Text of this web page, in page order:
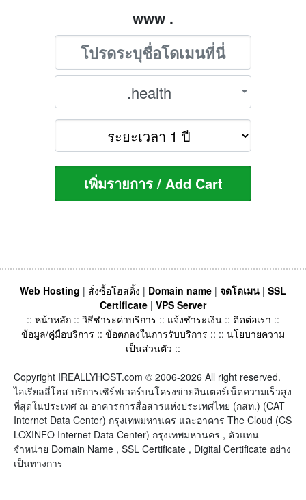
www .
.health
Web Hosting | สั่งซื้อโฮสติ้ง | Domain name | จดโดเมน | SSL
Certificate | VPS Server
:: หน้าหลัก :: วิธีชำระค่าบริการ :: แจ้งชำระเงิน :: ติดต่อเรา ::
ข้อมูล/คู่มือบริการ :: ข้อตกลงในการรับบริการ :: :: นโยบายความ
เป็นส่วนตัว ::
Copyright IREALLYHOST.com © 2006-2026 All right reserved.
ไอเรียลลี่โฮส บริการเซิร์ฟเวอร์บนโครงข่ายอินเตอร์เน็ตความเร็วสูง
ที่สุดในประเทศ ณ อาคารการสื่อสารแห่งประเทศไทย (กสท.) (CAT
Internet Data Center) กรุงเทพมหานคร และอาคาร The Cloud (CS
LOXINFO Internet Data Center) กรุงเทพมหานคร , ตัวแทน
จำหน่าย Domain Name , SSL Certificate , Digital Certificate อย่าง
เป็นทางการ